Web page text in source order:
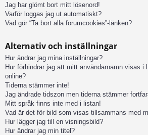
Jag har glömt bort mitt lösenord!
Varför loggas jag ut automatiskt?
Vad gör “Ta bort alla forumcookies”-länken?
Alternativ och inställningar
Hur ändrar jag mina inställningar?
Hur förhindrar jag att mitt användarnamn visas i
online?
Tiderna stämmer inte!
Jag ändrade tidszon men tiderna stämmer
Mitt språk finns inte med i listan!
Vad är det för bild som visas tillsammans med
Hur lägger jag till en visningsbild?
Hur ändrar jag min titel?